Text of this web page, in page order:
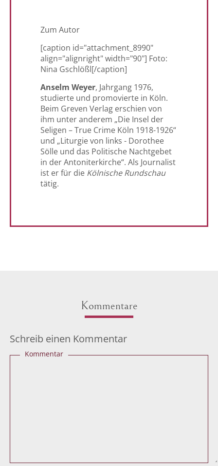
Zum Autor
[caption id="attachment_8990"
align="alignright" width="90"] Foto:
Nina Gschlößl[/caption]
Anselm Weyer, Jahrgang 1976,
studierte und promovierte in Köln.
Beim Greven Verlag erschien von
ihm unter anderem „Die Insel der
Seligen – True Crime Köln 1918-1926“
und „Liturgie von links - Dorothee
Sölle und das Politische Nachtgebet
in der Antoniterkirche“. Als Journalist
ist er für die Kölnische Rundschau
tätig.
Kommentare
Schreib einen Kommentar
Kommentar